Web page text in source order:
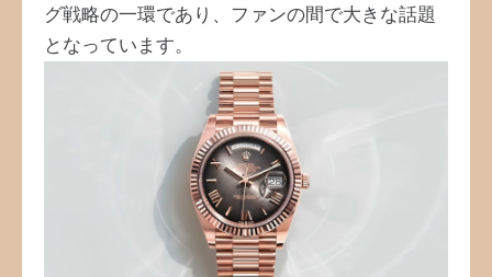
グ戦略の一環であり、ファンの間で大きな話題
となっています。